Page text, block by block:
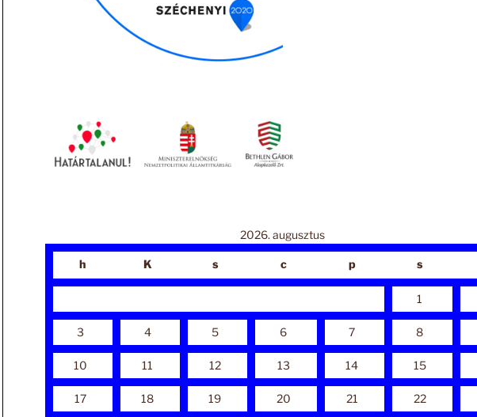
2026. augusztus
h K s c p s
1
3 4 5 6 7 8
10 11 12 13 14 15
17 18 19 20 21 22